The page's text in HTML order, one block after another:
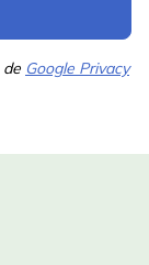
de Google Privacy